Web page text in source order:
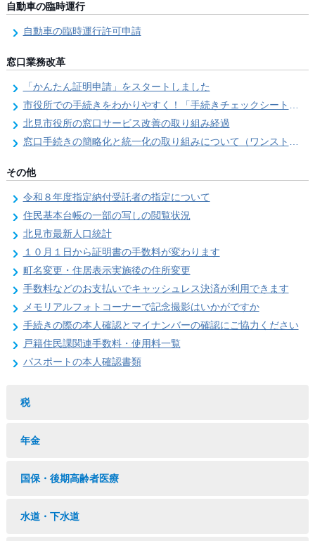
自動車の臨時運行
自動車の臨時運行許可申請
窓口業務改革
「かんたん証明申請」をスタートしました
市役所での手続きをわかりやすく！「手続きチェックシート」を導入しました
北見市役所の窓口サービス改善の取り組み経過
窓口手続きの簡略化と統一化の取り組みについて（ワンストップサービス推進事業）
その他
令和８年度指定納付受託者の指定について
住民基本台帳の一部の写しの閲覧状況
北見市最新人口統計
１０月１日から証明書の手数料が変わります
町名変更・住居表示実施後の住所変更
手数料などのお支払いでキャッシュレス決済が利用できます
メモリアルフォトコーナーで記念撮影はいかがですか
手続きの際の本人確認とマイナンバーの確認にご協力ください
戸籍住民課関連手数料・使用料一覧
パスポートの本人確認書類
税
年金
国保・後期高齢者医療
水道・下水道